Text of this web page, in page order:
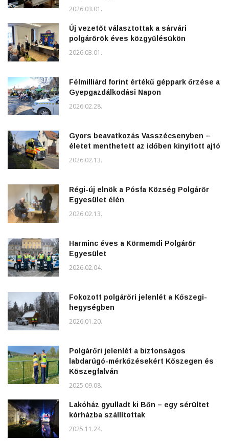
2026.03.01.
Új vezetőt választottak a sárvári
polgárőrök éves közgyűlésükön
2026.03.01.
Félmilliárd forint értékű géppark őrzése a
Gyepgazdálkodási Napon
2026.02.28.
Gyors beavatkozás Vasszécsenyben –
életet menthetett az időben kinyitott ajtó
2026.02.13.
Régi-új elnök a Pósfa Község Polgárőr
Egyesület élén
2026.02.13.
Harminc éves a Körmemdi Polgárőr
Egyesület
2026.02.04.
Fokozott polgárőri jelenlét a Kőszegi-
hegységben
2026.01.20.
Polgárőri jelenlét a biztonságos
labdarúgó-mérkőzésekért Kőszegen és
Kőszegfalván
2025.09.08.
Lakóház gyulladt ki Bőn – egy sérültet
kórházba szállítottak
2025.11.24.